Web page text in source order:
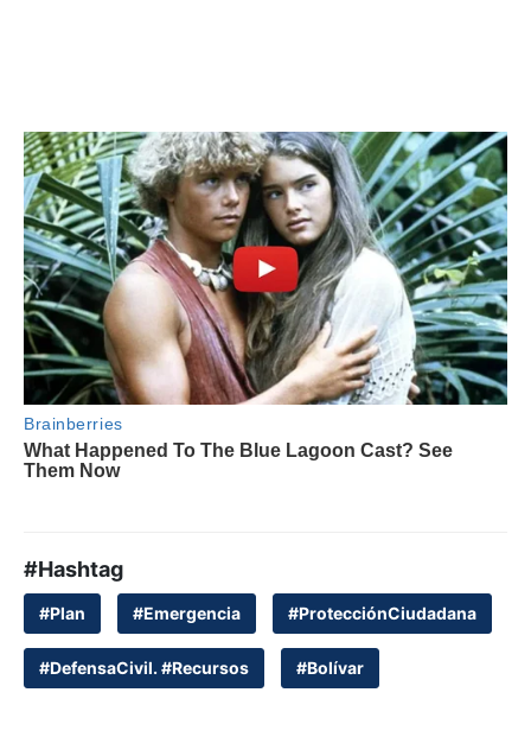
#Hashtag
#Plan #Emergencia #ProtecciónCiudadana
#DefensaCivil. #Recursos #Bolívar